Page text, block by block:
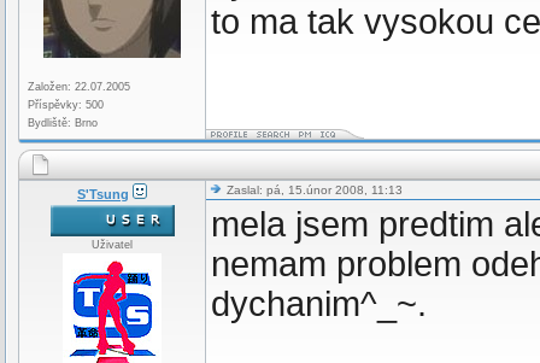
Založen: 22.07.2005
Příspěvky: 500
Bydliště: Brno
to ma tak vysokou
S'Tsung
Uživatel
Zaslal: pá, 15.únor 2008, 11:13
mela jsem predtim
nemam problem
dychanim^_~.